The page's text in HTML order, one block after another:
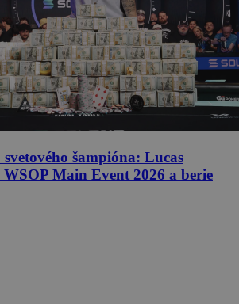
šampióna: Lucas
Main Event 2026 a berie